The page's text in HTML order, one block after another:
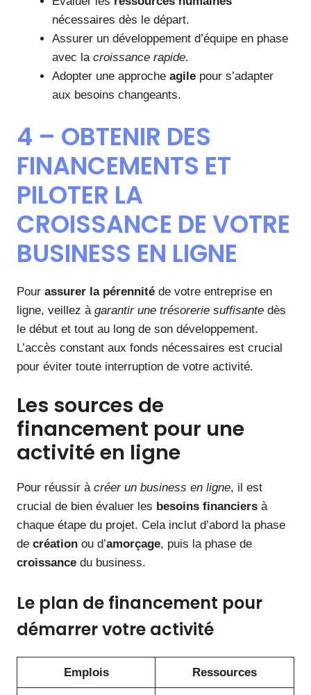
nécessaires dès le départ.
Assurer un développement d’équipe en phase
avec la croissance rapide.
Adopter une approche agile pour s’adapter
aux besoins changeants.
4 – OBTENIR DES
FINANCEMENTS ET
PILOTER LA
CROISSANCE DE VOTRE
BUSINESS EN LIGNE
Pour assurer la pérennité de votre entreprise en
ligne, veillez à garantir une trésorerie suffisante dès
le début et tout au long de son développement.
L’accès constant aux fonds nécessaires est crucial
pour éviter toute interruption de votre activité.
Les sources de
financement pour une
activité en ligne
Pour réussir à créer un business en ligne, il est
crucial de bien évaluer les besoins financiers à
chaque étape du projet. Cela inclut d’abord la phase
de création ou d’amorçage, puis la phase de
croissance du business.
Le plan de financement pour
démarrer votre activité
Emplois Ressources